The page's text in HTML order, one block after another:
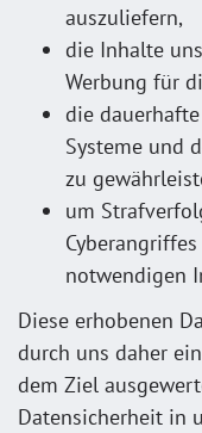
auszuliefern,
die Inhalte
Werbung für
die
Systeme und
zu
um
notwendigen
Diese erhobenen
durch uns daher
dem Ziel
Datensicherheit in